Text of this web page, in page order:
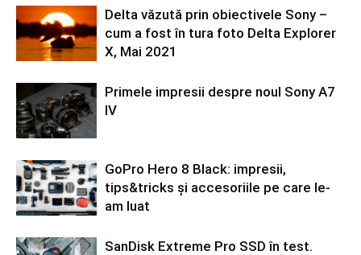
Delta văzută prin obiectivele Sony –
cum a fost în tura foto Delta Explorer
X, Mai 2021
Primele impresii despre noul Sony A7
IV
GoPro Hero 8 Black: impresii,
tips&tricks și accesoriile pe care le-
am luat
SanDisk Extreme Pro SSD în test.